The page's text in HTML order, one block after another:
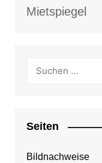
Mietspiegel
Seiten
Bildnachweise